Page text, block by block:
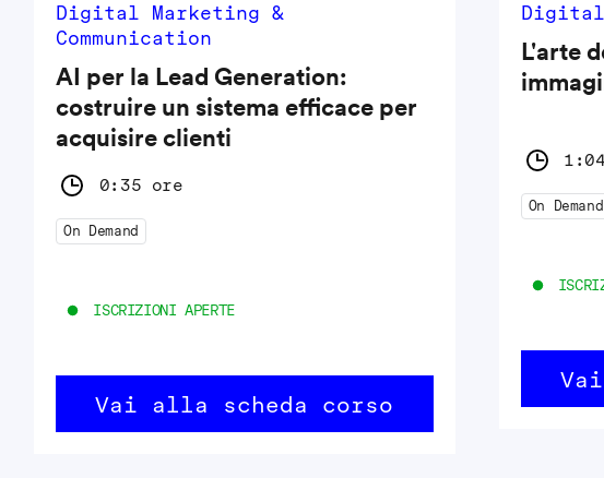
Digital Marketing &
Communication
AI per la Lead Generation:
costruire un sistema efficace per
acquisire clienti
0:35 ore
On Demand
ISCRIZIONI APERTE
Vai alla scheda corso
L'arte
On Demand